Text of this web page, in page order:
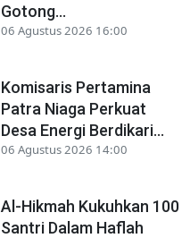
Gotong...
06 Agustus 2026 16:00
Komisaris Pertamina
Patra Niaga Perkuat
Desa Energi Berdikari...
06 Agustus 2026 14:00
Al-Hikmah Kukuhkan 100
Santri Dalam Haflah